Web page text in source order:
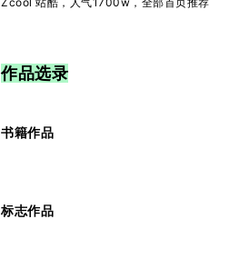
作品选录
书籍作品
标志作品